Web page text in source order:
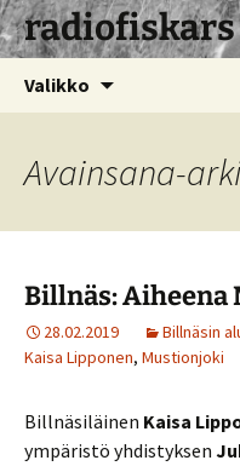
radiofiskars
Valikko
Avainsana-
Billnäs:
28.02.2019 Billnäsin
Kaisa Lipponen, Mustionjoki
Billnäsiläinen Kaisa
ympäristö yhdistyksen